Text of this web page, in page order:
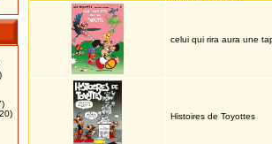
celui qui rira aura une
Histoires de Toyottes